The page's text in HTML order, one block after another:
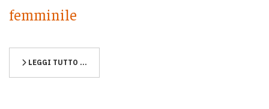
femminile
LEGGI TUTTO …